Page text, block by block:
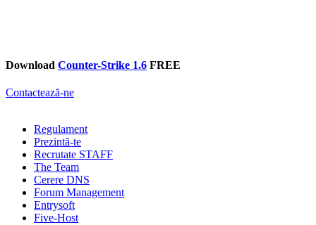
Download Counter-Strike 1.6 FREE
Contactează-ne
Regulament
Prezintă-te
Recrutate STAFF
The Team
Cerere DNS
Forum Management
Entrysoft
Five-Host